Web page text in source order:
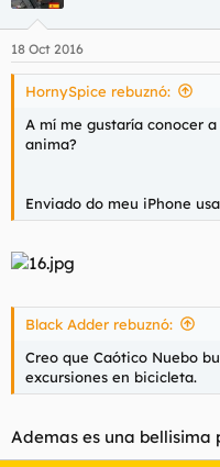
18 Oct 2016
HornySpice rebuznó:
A mí me gustaría conocer
anima?
Enviado do meu iPhone
Black Adder rebuznó:
Creo que Caótico Nuebo
excursiones en bicicleta.
Ademas es una bellisima